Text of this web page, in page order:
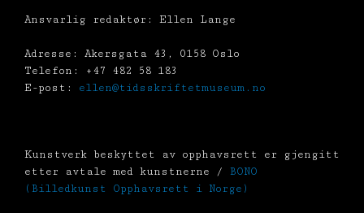
Ansvarlig redaktør: Ellen Lange
Adresse: Akersgata 43, 0158 Oslo
Telefon: +47 482 58 183
E-post: ellen@tidsskriftetmuseum.no
Kunstverk beskyttet av opphavsrett er gjengitt
etter avtale med kunstnerne / BONO
(Billedkunst Opphavsrett i Norge)